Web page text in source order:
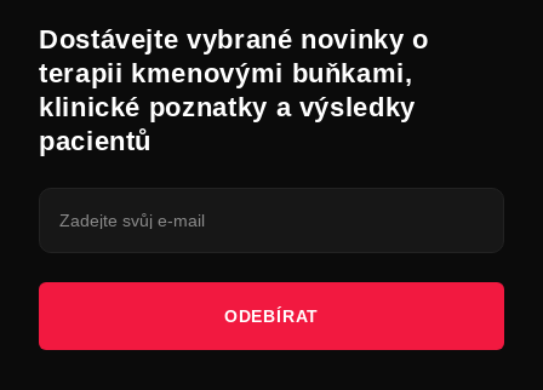
Dostávejte vybrané novinky o
terapii kmenovými buňkami,
klinické poznatky a výsledky
pacientů
ODEBÍRAT